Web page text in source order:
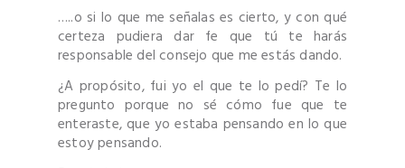
…..o si lo que me señalas es cierto, y con qué
certeza pudiera dar fe que tú te harás
responsable del consejo que me estás dando.
¿A propósito, fui yo el que te lo pedí? Te lo
pregunto porque no sé cómo fue que te
enteraste, que yo estaba pensando en lo que
estoy pensando.